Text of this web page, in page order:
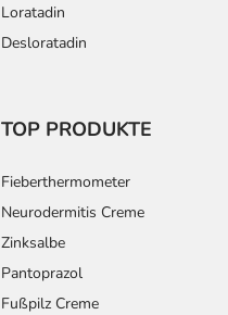
Loratadin
Desloratadin
TOP PRODUKTE
Fieberthermometer
Neurodermitis Creme
Zinksalbe
Pantoprazol
Fußpilz Creme